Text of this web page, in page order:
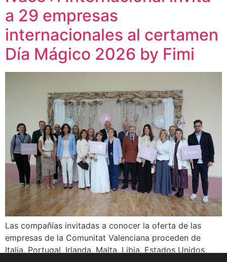
a 29 empresas
internacionales al certamen
Día Mágico 2026 by Fimi
Las compañías invitadas a conocer la oferta de las
empresas de la Comunitat Valenciana proceden de
Italia, Portugal, Irlanda, Malta, Libia, Estados Unidos,